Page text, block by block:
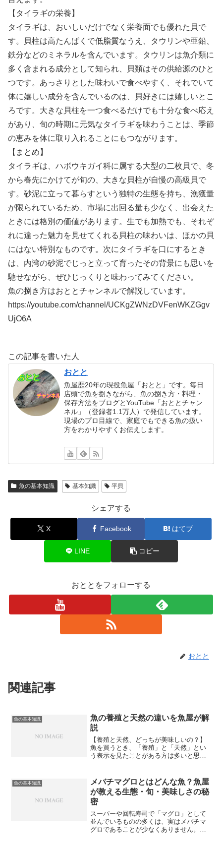
【タイラギの栄養】
タイラギは、おいしいだけでなく栄養面でも優れた貝で
す。貝柱は高たんぱくで低脂質なうえ、タウリンや亜鉛、
鉄分などのミネラルを含んでいます。タウリンは魚介類に
多く含まれる成分として知られ、貝類はその供給源のひと
つです。あっさりとした味わいで食べやすく、それでいて
体に嬉しい成分を含んでいるのは、貝好きには嬉しいとこ
ろです。大きな貝柱を一つ食べるだけでも十分な食べ応え
があり、旬の時期に元気なタイラギを味わうことは、季節
の恵みを体に取り入れることにもつながります。
【まとめ】
タイラギは、ハボウキガイ科に属する大型の二枚貝で、冬
から春先にかけてが旬の、大きな貝柱が自慢の高級貝で
す。砂泥に立って暮らすという独特の生態を持ち、漁獲量
が限られているため、市場に出回る量も少なく、出会えた
ときには格別の価値があります。生でも加熱でも、それぞ
れに違った魅力を見せてくれる貝柱の味わいは、ほかの貝
にはない特別なものです。次にタイラギを口にするとき
は、内湾の砂泥でじっと立って育ったその背景にも思いを
馳せながら、ぜひじっくりと味わってみてください。
魚の捌き方はおととチャンネルで解説しています。
https://youtube.com/channel/UCKgZWNzDVFenWKZGgv
UjO6A
この記事を書いた人
おとと
魚屋歴20年の現役魚屋「おとと」です。毎日
店頭で魚を捌きながら、魚の捌き方・料理・
保存方法をブログとYouTube「おととチャン
ネル」（登録者1.1万人）で発信しています。
現場のプロ目線で、家庭でもできる魚の扱い
方をわかりやすくお伝えします。
魚の基本知識 基本知識 平貝
シェアする
X Facebook はてブ
LINE コピー
おととをフォローする
おとと
関連記事
魚の基本知識
魚の養殖と天然の違いを魚屋が解
説
【養殖と天然、どっちが美味しいの？】
魚を買うとき、「養殖」と「天然」とい
う表示を見たことがある方は多いと思い
せん。しかし魚屋として長年働いてきた
経験から言うと、話はそれ...
魚の基本知識
メバチマグロとはどんな魚？魚屋
が教える生態・旬・美味しさの秘
密
スーパーや回転寿司で「マグロ」として
並んでいるものの多くは、実はメバチマ
グロであることが少なくありません。ク